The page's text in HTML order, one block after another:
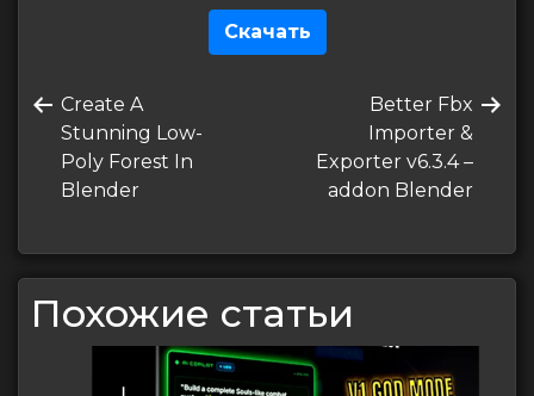
Скачать
по
записям
Предыдущая
запись
Create A
Stunning Low-
Poly Forest In
Blender
Следующая
запись
Better Fbx
Importer &
Exporter v6.3.4 –
addon Blender
Похожие статьи